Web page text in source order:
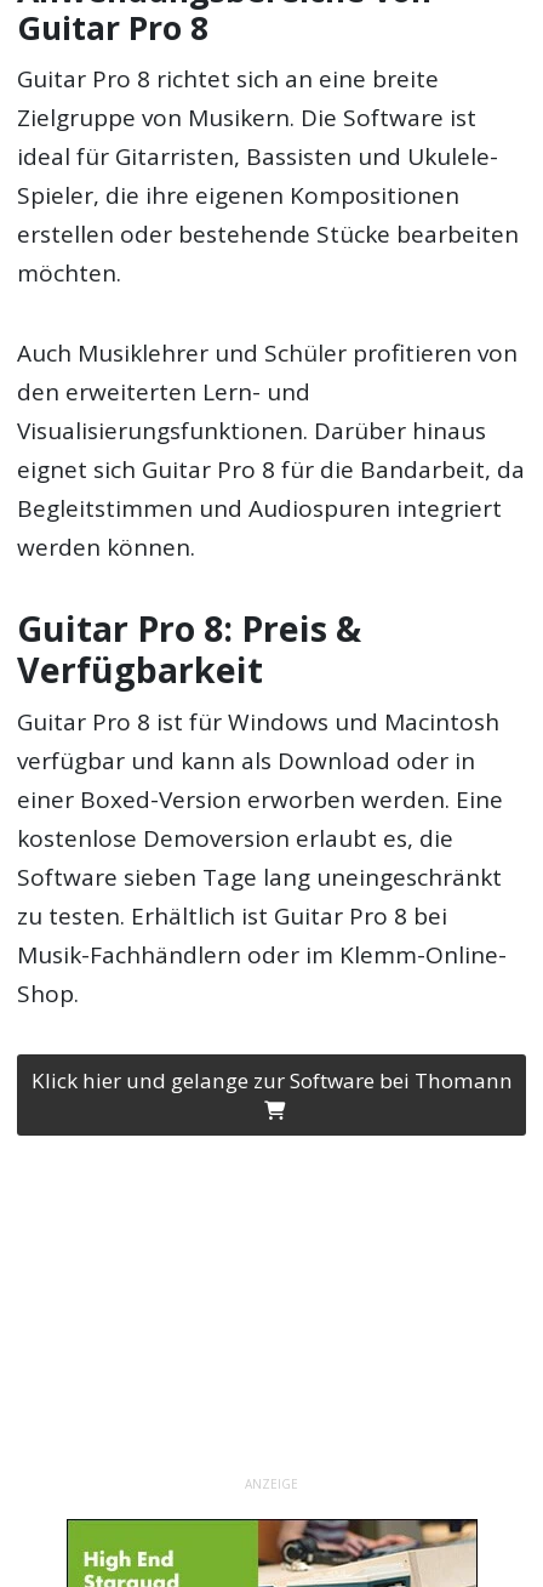
Guitar Pro 8
Guitar Pro 8 richtet sich an eine breite
Zielgruppe von Musikern. Die Software ist
ideal für Gitarristen, Bassisten und Ukulele-
Spieler, die ihre eigenen Kompositionen
erstellen oder bestehende Stücke bearbeiten
möchten.
Auch Musiklehrer und Schüler profitieren von
den erweiterten Lern- und
Visualisierungsfunktionen. Darüber hinaus
eignet sich Guitar Pro 8 für die Bandarbeit, da
Begleitstimmen und Audiospuren integriert
werden können.
Guitar Pro 8: Preis &
Verfügbarkeit
Guitar Pro 8 ist für Windows und Macintosh
verfügbar und kann als Download oder in
einer Boxed-Version erworben werden. Eine
kostenlose Demoversion erlaubt es, die
Software sieben Tage lang uneingeschränkt
zu testen. Erhältlich ist Guitar Pro 8 bei
Musik-Fachhändlern oder im Klemm-Online-
Shop.
Klick hier und gelange zur Software bei Thomann
ANZEIGE